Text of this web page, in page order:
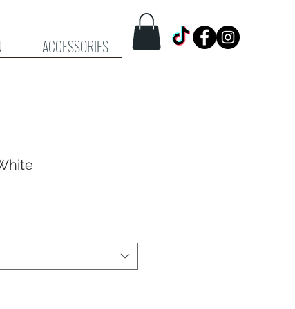
ACCESSORIES